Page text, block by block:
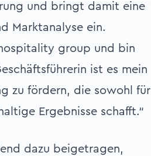
und bringt damit eine
Marktanalyse ein.
group und bin
ist es mein
zu fördern, die sowohl für
Ergebnisse schafft.“
dazu beigetragen,